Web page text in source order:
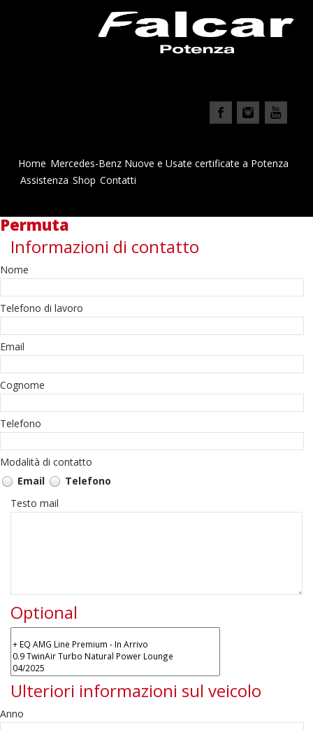
Home Mercedes-Benz Nuove e Usate certificate a Potenza
Assistenza Shop Contatti
Permuta
Informazioni di contatto
Nome
Telefono di lavoro
Email
Cognome
Telefono
Modalità di contatto
Email
Telefono
Testo mail
Optional
Ulteriori informazioni sul veicolo
Anno